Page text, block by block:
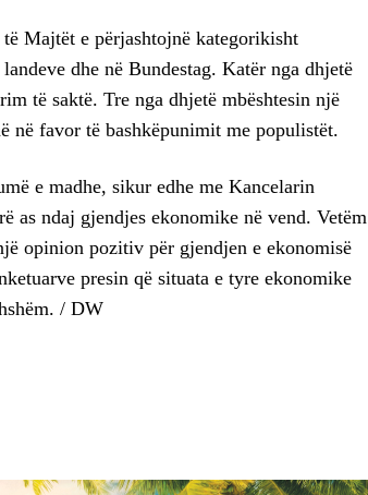
Majtët e përjashtojnë kategorikisht
dhe në Bundestag. Katër nga dhjetë
të saktë. Tre nga dhjetë mbështesin një
në favor të bashkëpunimit me populistët.
e madhe, sikur edhe me Kancelarin
as ndaj gjendjes ekonomike në vend. Vetëm
opinion pozitiv për gjendjen e ekonomisë
presin që situata e tyre ekonomike
/ DW